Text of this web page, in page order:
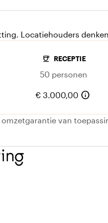
Locatiehouders
coffee RECEPTIE
50 personen
€ 3.000,00 info
van